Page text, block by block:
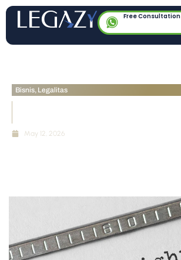
Free Consultation
Bisnis, Legalitas
May 12, 2026